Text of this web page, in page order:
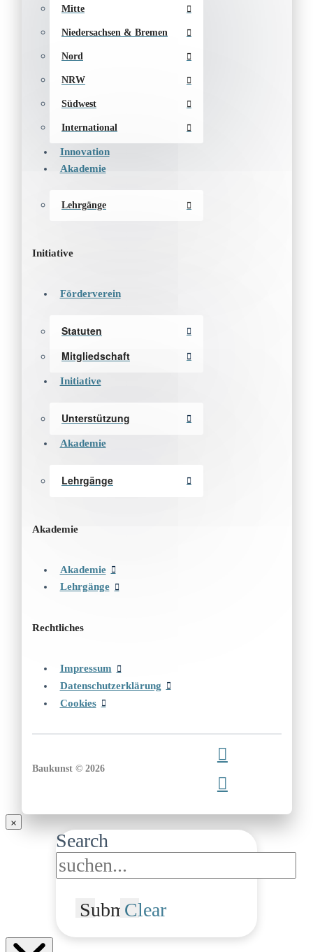
Mitte
Niedersachsen & Bremen
Nord
NRW
Südwest
International
Innovation
Akademie
Lehrgänge
Initiative
Förderverein
Statuten
Mitgliedschaft
Initiative
Unterstützung
Akademie
Lehrgänge
Akademie
Akademie
Lehrgänge
Rechtliches
Impressum
Datenschutzerklärung
Cookies
Baukunst © 2026
Search
SubmitClear